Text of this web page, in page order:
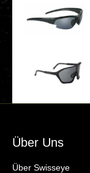
Über Uns
Über Swisseye